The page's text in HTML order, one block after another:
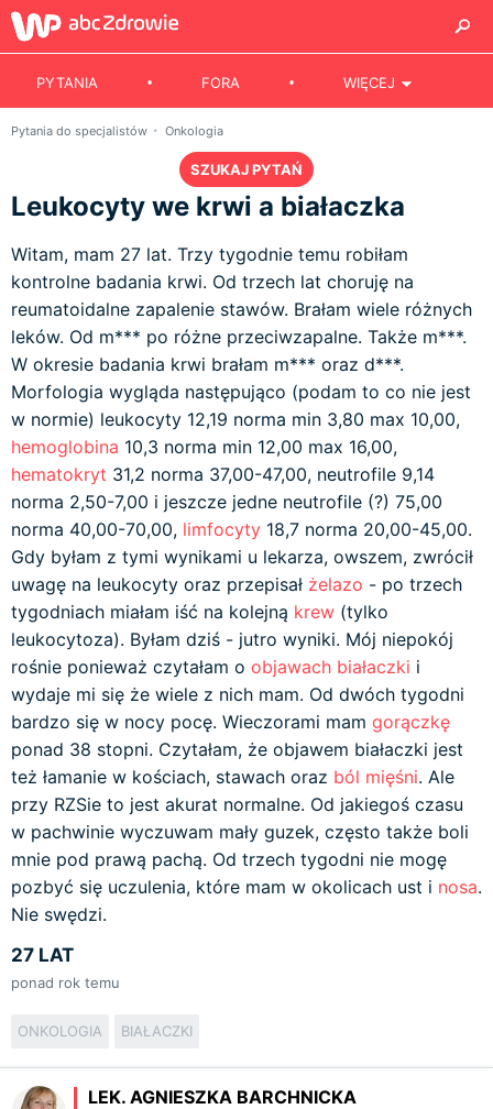
PYTANIA FORA WIĘCEJ
Pytania do specjalistów Onkologia
SZUKAJ PYTAŃ
Leukocyty we krwi a białaczka
Witam, mam 27 lat. Trzy tygodnie temu robiłam
kontrolne badania krwi. Od trzech lat choruję na
reumatoidalne zapalenie stawów. Brałam wiele różnych
leków. Od m*** po różne przeciwzapalne. Także m***.
W okresie badania krwi brałam m*** oraz d***.
Morfologia wygląda następująco (podam to co nie jest
w normie) leukocyty 12,19 norma min 3,80 max 10,00,
hemoglobina 10,3 norma min 12,00 max 16,00,
hematokryt 31,2 norma 37,00-47,00, neutrofile 9,14
norma 2,50-7,00 i jeszcze jedne neutrofile (?) 75,00
norma 40,00-70,00, limfocyty 18,7 norma 20,00-45,00.
Gdy byłam z tymi wynikami u lekarza, owszem, zwrócił
uwagę na leukocyty oraz przepisał żelazo - po trzech
tygodniach miałam iść na kolejną krew (tylko
leukocytoza). Byłam dziś - jutro wyniki. Mój niepokój
rośnie ponieważ czytałam o objawach białaczki i
wydaje mi się że wiele z nich mam. Od dwóch tygodni
bardzo się w nocy pocę. Wieczorami mam gorączkę
ponad 38 stopni. Czytałam, że objawem białaczki jest
też łamanie w kościach, stawach oraz ból mięśni. Ale
przy RZSie to jest akurat normalne. Od jakiegoś czasu
w pachwinie wyczuwam mały guzek, często także boli
mnie pod prawą pachą. Od trzech tygodni nie mogę
pozbyć się uczulenia, które mam w okolicach ust i nosa.
Nie swędzi.
27 LAT
ponad rok temu
ONKOLOGIA BIAŁACZKI
LEK. AGNIESZKA BARCHNICKA